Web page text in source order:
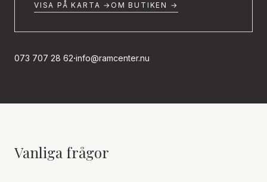
VISA PÅ KARTA → OM BUTIKEN →
073 707 28 62·info@ramcenter.nu
Vanliga frågor